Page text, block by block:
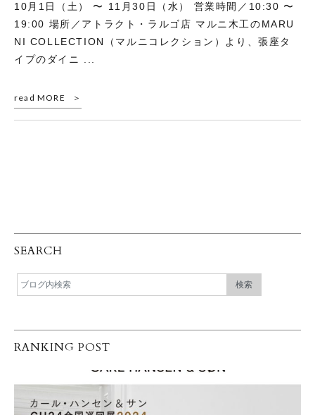
10月1日（土） 〜 11月30日（水） 営業時間／10:30 〜
19:00 場所／アトラクト・ラルゴ店 マルニ木工のMARU
NI COLLECTION（マルニコレクション）より、張座タ
イプのダイニ ...
read MORE
SEARCH
RANKING POST